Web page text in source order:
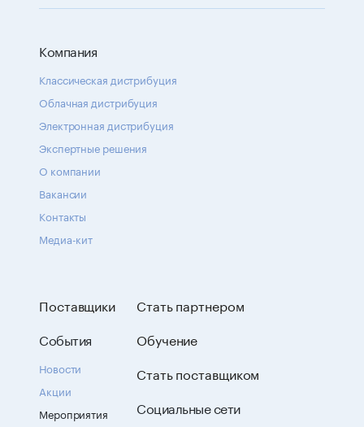
Компания
Классическая дистрибуция
Облачная дистрибуция
Электронная дистрибуция
Экспертные решения
О компании
Вакансии
Контакты
Медиа-кит
Поставщики
События
Новости
Акции
Мероприятия
Стать партнером
Обучение
Стать поставщиком
Социальные сети